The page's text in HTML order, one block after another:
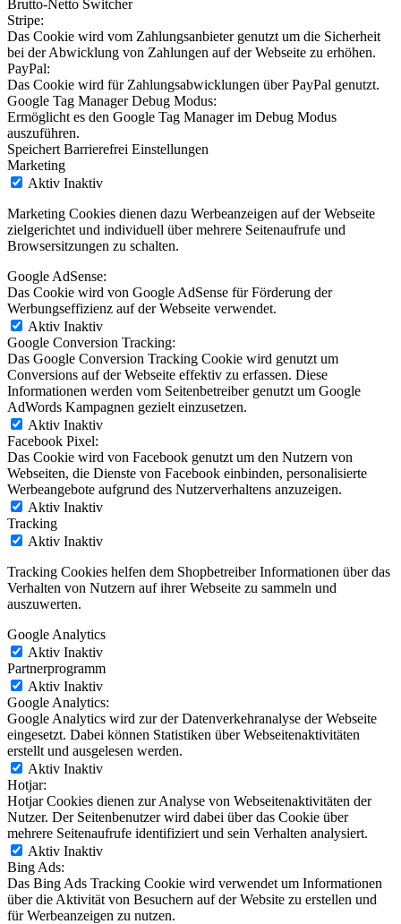
Brutto-Netto Switcher
Stripe:
Das Cookie wird vom Zahlungsanbieter genutzt um die Sicherheit
bei der Abwicklung von Zahlungen auf der Webseite zu erhöhen.
PayPal:
Das Cookie wird für Zahlungsabwicklungen über PayPal genutzt.
Google Tag Manager Debug Modus:
Ermöglicht es den Google Tag Manager im Debug Modus
auszuführen.
Speichert Barrierefrei Einstellungen
Marketing
Aktiv Inaktiv
Marketing Cookies dienen dazu Werbeanzeigen auf der Webseite
zielgerichtet und individuell über mehrere Seitenaufrufe und
Browsersitzungen zu schalten.
Google AdSense:
Das Cookie wird von Google AdSense für Förderung der
Werbungseffizienz auf der Webseite verwendet.
Aktiv Inaktiv
Google Conversion Tracking:
Das Google Conversion Tracking Cookie wird genutzt um
Conversions auf der Webseite effektiv zu erfassen. Diese
Informationen werden vom Seitenbetreiber genutzt um Google
AdWords Kampagnen gezielt einzusetzen.
Aktiv Inaktiv
Facebook Pixel:
Das Cookie wird von Facebook genutzt um den Nutzern von
Webseiten, die Dienste von Facebook einbinden, personalisierte
Werbeangebote aufgrund des Nutzerverhaltens anzuzeigen.
Aktiv Inaktiv
Tracking
Aktiv Inaktiv
Tracking Cookies helfen dem Shopbetreiber Informationen über das
Verhalten von Nutzern auf ihrer Webseite zu sammeln und
auszuwerten.
Google Analytics
Aktiv Inaktiv
Partnerprogramm
Aktiv Inaktiv
Google Analytics:
Google Analytics wird zur der Datenverkehranalyse der Webseite
eingesetzt. Dabei können Statistiken über Webseitenaktivitäten
erstellt und ausgelesen werden.
Aktiv Inaktiv
Hotjar:
Hotjar Cookies dienen zur Analyse von Webseitenaktivitäten der
Nutzer. Der Seitenbenutzer wird dabei über das Cookie über
mehrere Seitenaufrufe identifiziert und sein Verhalten analysiert.
Aktiv Inaktiv
Bing Ads:
Das Bing Ads Tracking Cookie wird verwendet um Informationen
über die Aktivität von Besuchern auf der Website zu erstellen und
für Werbeanzeigen zu nutzen.